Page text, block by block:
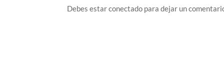
Debes estar conectado para dejar un